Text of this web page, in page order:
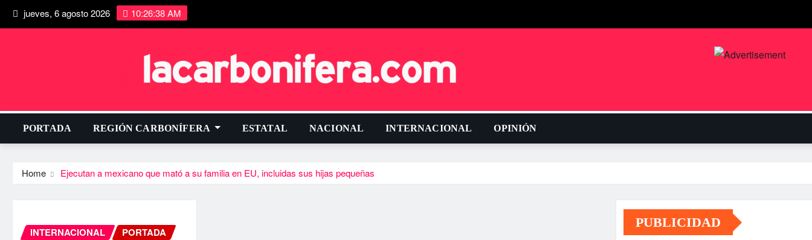
jueves, 6 agosto 2026 10:26:38 AM
PORTADA REGIÓN CARBONÍFERA ESTATAL NACIONAL INTERNACIONAL OPINIÓN
Home Ejecutan a mexicano que mató a su familia en EU, incluidas sus hijas pequeñas
INTERNACIONAL
PORTADA
PUBLICIDAD